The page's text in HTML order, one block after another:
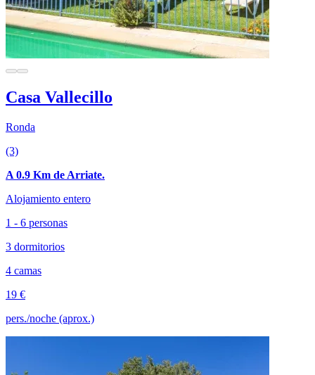
Casa Vallecillo
Ronda
(3)
A 0.9 Km de Arriate.
Alojamiento entero
1 - 6 personas
3 dormitorios
4 camas
19 €
pers./noche (aprox.)